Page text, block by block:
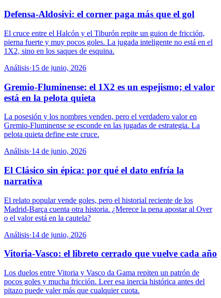
Defensa-Aldosivi: el corner paga más que el gol
El cruce entre el Halcón y el Tiburón repite un guion de fricción,
pierna fuerte y muy pocos goles. La jugada inteligente no está en el
1X2, sino en los saques de esquina.
Análisis·15 de junio, 2026
Gremio-Fluminense: el 1X2 es un espejismo; el valor
está en la pelota quieta
La posesión y los nombres venden, pero el verdadero valor en
Gremio-Fluminense se esconde en las jugadas de estrategia. La
pelota quieta define este cruce.
Análisis·14 de junio, 2026
El Clásico sin épica: por qué el dato enfría la
narrativa
El relato popular vende goles, pero el historial reciente de los
Madrid-Barça cuenta otra historia. ¿Merece la pena apostar al Over
o el valor está en la cautela?
Análisis·14 de junio, 2026
Vitoria-Vasco: el libreto cerrado que vuelve cada año
Los duelos entre Vitoria y Vasco da Gama repiten un patrón de
pocos goles y mucha fricción. Leer esa inercia histórica antes del
pitazo puede valer más que cualquier cuota.